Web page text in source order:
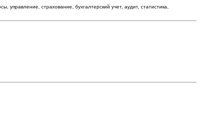
страхование, бухгалтерский учет, аудит, статистика,